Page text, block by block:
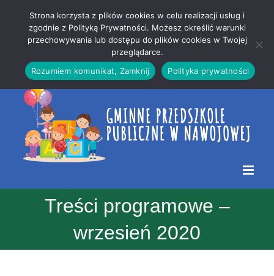
treści
strony
Treści programowe –
wrzesień 2020
Strona korzysta z plików cookies w celu realizacji usług i
zgodnie z Polityką Prywatności. Możesz określić warunki
przechowywania lub dostępu do plików cookies w Twojej
przeglądarce.
Rozumiem komunikat, Zamknij
Polityka prywatności